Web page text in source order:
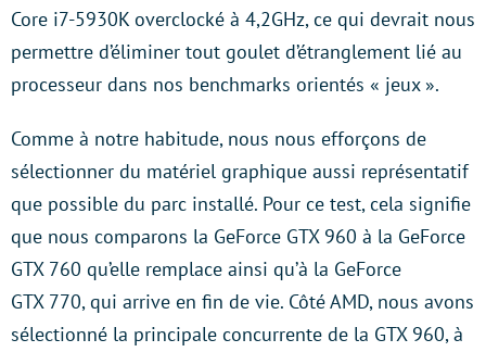
Core i7-5930K overclocké à 4,2GHz, ce qui devrait nous
permettre d’éliminer tout goulet d’étranglement lié au
processeur dans nos benchmarks orientés « jeux ».
Comme à notre habitude, nous nous efforçons de
sélectionner du matériel graphique aussi représentatif
que possible du parc installé. Pour ce test, cela signifie
que nous comparons la GeForce GTX 960 à la GeForce
GTX 760 qu’elle remplace ainsi qu’à la GeForce
GTX 770, qui arrive en fin de vie. Côté AMD, nous avons
sélectionné la principale concurrente de la GTX 960, à